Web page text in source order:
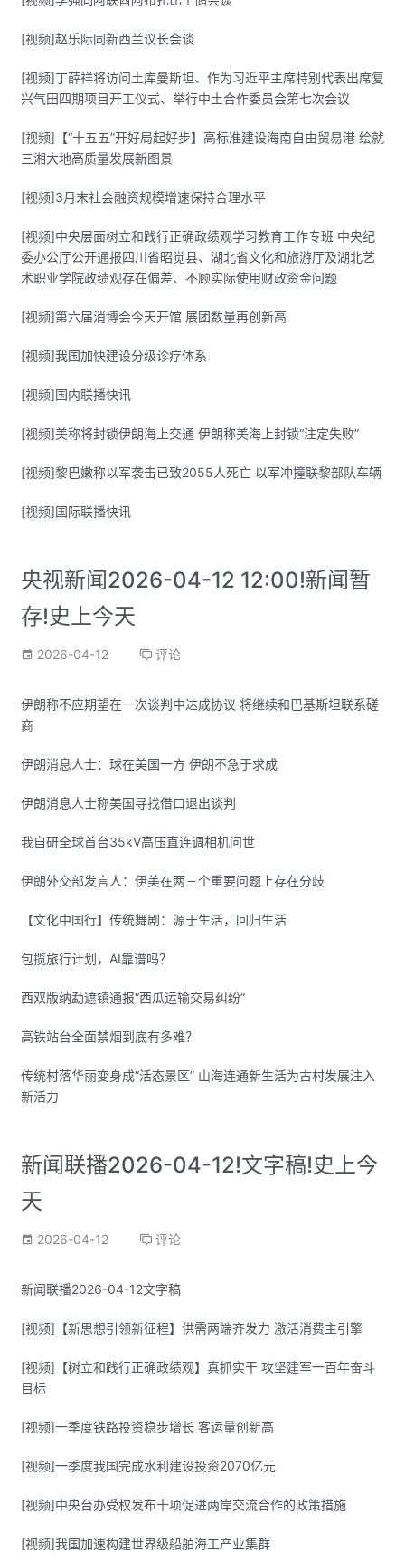
[视频]赵乐际同新西兰议长会谈
[视频]丁薛祥将访问土库曼斯坦、作为习近平主席特别代表出席复
兴气田四期项目开工仪式、举行中土合作委员会第七次会议
[视频]【“十五五”开好局起好步】高标准建设海南自由贸易港 绘就
三湘大地高质量发展新图景
[视频]3月末社会融资规模增速保持合理水平
[视频]中央层面树立和践行正确政绩观学习教育工作专班 中央纪
委办公厅公开通报四川省昭觉县、湖北省文化和旅游厅及湖北艺
术职业学院政绩观存在偏差、不顾实际使用财政资金问题
[视频]第六届消博会今天开馆 展团数量再创新高
[视频]我国加快建设分级诊疗体系
[视频]国内联播快讯
[视频]美称将封锁伊朗海上交通 伊朗称美海上封锁“注定失败”
[视频]黎巴嫩称以军袭击已致2055人死亡 以军冲撞联黎部队车辆
[视频]国际联播快讯
央视新闻2026-04-12 12:00!新闻暂
存!史上今天
2026-04-12 评论
伊朗称不应期望在一次谈判中达成协议 将继续和巴基斯坦联系磋
商
伊朗消息人士：球在美国一方 伊朗不急于求成
伊朗消息人士称美国寻找借口退出谈判
我自研全球首台35kV高压直连调相机问世
伊朗外交部发言人：伊美在两三个重要问题上存在分歧
【文化中国行】传统舞剧：源于生活，回归生活
包揽旅行计划，AI靠谱吗？
西双版纳勐遮镇通报“西瓜运输交易纠纷”
高铁站台全面禁烟到底有多难？
传统村落华丽变身成“活态景区” 山海连通新生活为古村发展注入
新活力
新闻联播2026-04-12!文字稿!史上今
天
2026-04-12 评论
新闻联播2026-04-12文字稿
[视频]【新思想引领新征程】供需两端齐发力 激活消费主引擎
[视频]【树立和践行正确政绩观】真抓实干 攻坚建军一百年奋斗
目标
[视频]一季度铁路投资稳步增长 客运量创新高
[视频]一季度我国完成水利建设投资2070亿元
[视频]中央台办受权发布十项促进两岸交流合作的政策措施
[视频]我国加速构建世界级船舶海工产业集群